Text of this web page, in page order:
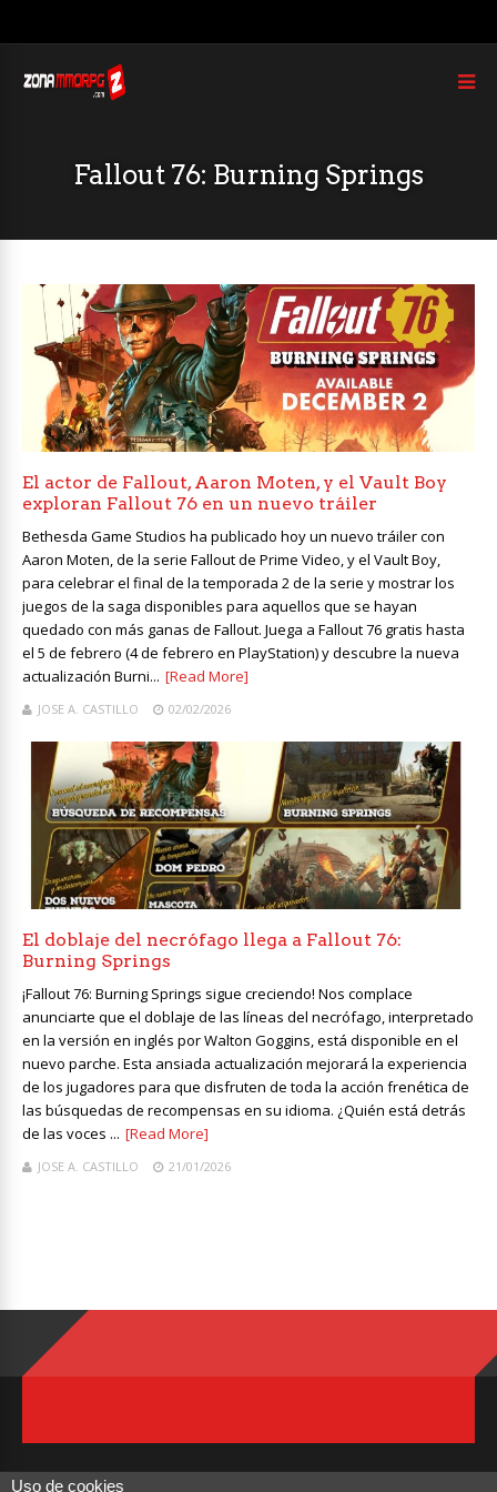
Fallout 76: Burning Springs
El actor de Fallout, Aaron Moten, y el Vault Boy
exploran Fallout 76 en un nuevo tráiler
Bethesda Game Studios ha publicado hoy un nuevo tráiler con
Aaron Moten, de la serie Fallout de Prime Video, y el Vault Boy,
para celebrar el final de la temporada 2 de la serie y mostrar los
juegos de la saga disponibles para aquellos que se hayan
quedado con más ganas de Fallout. Juega a Fallout 76 gratis hasta
el 5 de febrero (4 de febrero en PlayStation) y descubre la nueva
actualización Burni... [Read More]
JOSE A. CASTILLO 02/02/2026
El doblaje del necrófago llega a Fallout 76:
Burning Springs
¡Fallout 76: Burning Springs sigue creciendo! Nos complace
anunciarte que el doblaje de las líneas del necrófago, interpretado
en la versión en inglés por Walton Goggins, está disponible en el
nuevo parche. Esta ansiada actualización mejorará la experiencia
de los jugadores para que disfruten de toda la acción frenética de
las búsquedas de recompensas en su idioma. ¿Quién está detrás
de las voces ... [Read More]
JOSE A. CASTILLO 21/01/2026
Uso de cookies